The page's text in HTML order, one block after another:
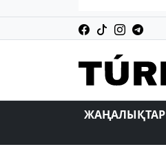
ЖАҢАЛЫҚТАР